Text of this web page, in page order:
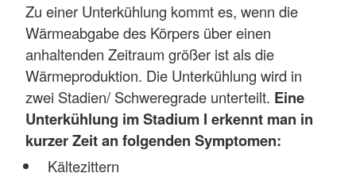
Zu einer Unterkühlung kommt es, wenn die
Wärmeabgabe des Körpers über einen
anhaltenden Zeitraum größer ist als die
Wärmeproduktion. Die Unterkühlung wird in
zwei Stadien/ Schweregrade unterteilt. Eine
Unterkühlung im Stadium I erkennt man in
kurzer Zeit an folgenden Symptomen:
Kältezittern